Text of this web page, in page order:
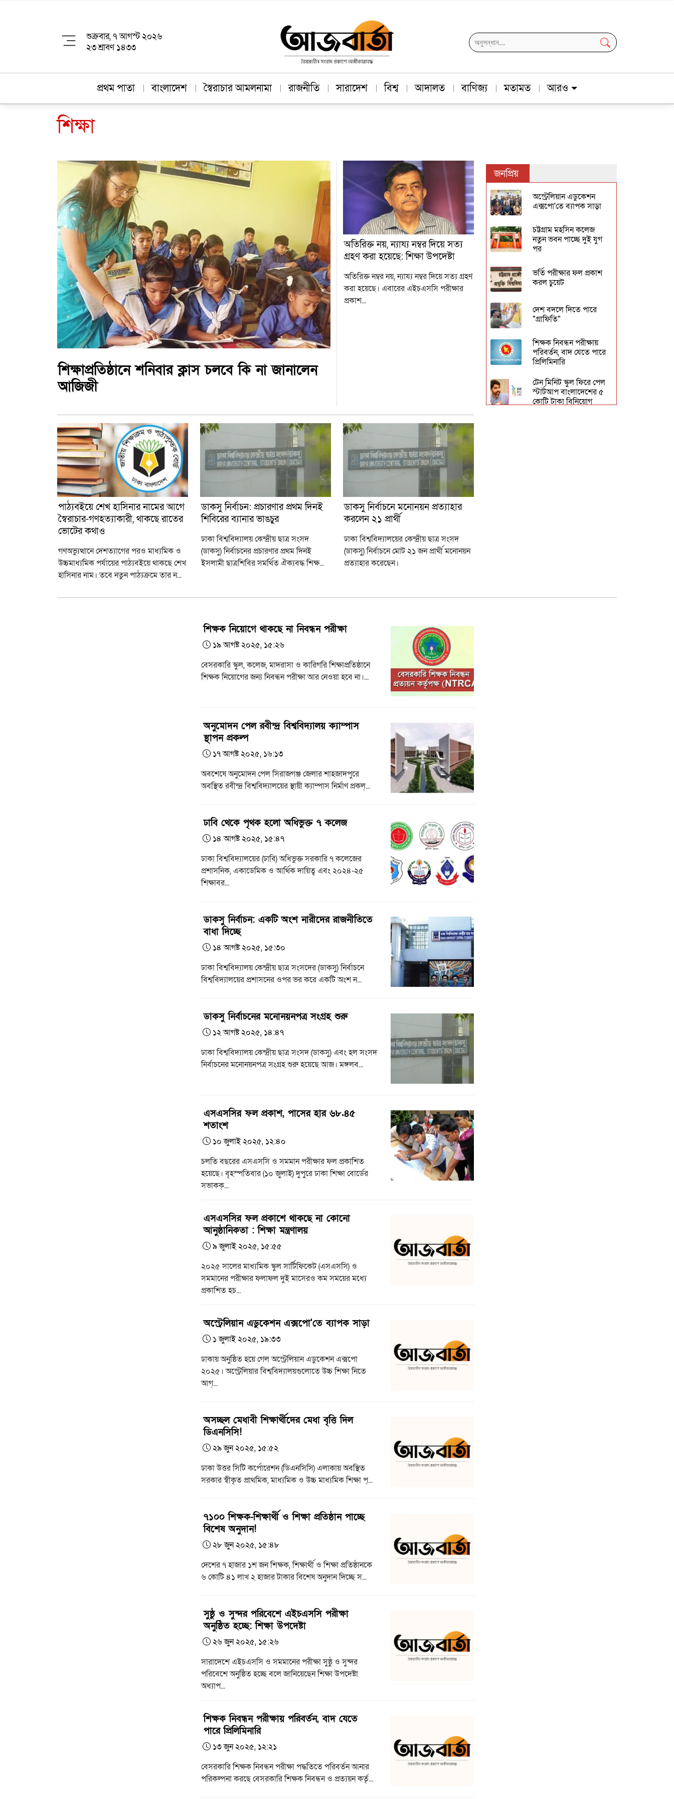
শুক্রবার, ৭ আগস্ট ২০২৬
২৩ শ্রাবণ ১৪৩৩
প্রথম পাতা বাংলাদেশ স্বৈরাচার আমলনামা রাজনীতি সারাদেশ বিশ্ব আদালত বাণিজ্য মতামত আরও
শিক্ষা
শিক্ষাপ্রতিষ্ঠানে শনিবার ক্লাস চলবে কি না জানালেন
আজিজী
অতিরিক্ত নয়, ন্যায্য নম্বর দিয়ে সত্য
গ্রহণ করা হয়েছে: শিক্ষা উপদেষ্টা
অতিরিক্ত নম্বর নয়, ন্যায্য নম্বর দিয়ে সত্য গ্রহণ
করা হয়েছে। এবারের এইচএসসি পরীক্ষার
প্রকাশ...
পাঠ্যবইয়ে শেখ হাসিনার নামের আগে
স্বৈরাচার-গণহত্যাকারী, থাকছে রাতের
ভোটের কথাও
গণঅভ্যুত্থানে দেশত্যাগের পরও মাধ্যমিক ও
উচ্চমাধ্যমিক পর্যায়ের পাঠ্যবইয়ে থাকছে শেখ
হাসিনার নাম। তবে নতুন পাঠ্যক্রমে তার ন...
ডাকসু নির্বাচন: প্রচারণার প্রথম দিনই
শিবিরের ব্যানার ভাঙচুর
ঢাকা বিশ্ববিদ্যালয় কেন্দ্রীয় ছাত্র সংসদ
(ডাকসু) নির্বাচনের প্রচারণার প্রথম দিনই
ইসলামী ছাত্রশিবির সমর্থিত ঐক্যবদ্ধ শিক্ষ...
ডাকসু নির্বাচনে মনোনয়ন প্রত্যাহার
করলেন ২১ প্রার্থী
ঢাকা বিশ্ববিদ্যালয়ের কেন্দ্রীয় ছাত্র সংসদ
(ডাকসু) নির্বাচনে মোট ২১ জন প্রার্থী মনোনয়ন
প্রত্যাহার করেছেন।
জনপ্রিয়
অস্ট্রেলিয়ান এডুকেশন
এক্সপো'তে ব্যাপক সাড়া
চট্টগ্রাম মহসিন কলেজ
নতুন ভবন পাচ্ছে দুই যুগ
পর
ভর্তি পরীক্ষার ফল প্রকাশ
করল চুয়েট
দেশ বদলে দিতে পারে
"গ্রাফিতি"
শিক্ষক নিবন্ধন পরীক্ষায়
পরিবর্তন, বাদ যেতে পারে
প্রিলিমিনারি
টেন মিনিট স্কুল ফিরে পেল
স্টার্টআপ বাংলাদেশের ৫
কোটি টাকা বিনিয়োগ
শিক্ষক নিয়োগে থাকছে না নিবন্ধন পরীক্ষা
১৯ আগষ্ট ২০২৫, ১৫:২৬
বেসরকারি স্কুল, কলেজ, মাদরাসা ও কারিগরি শিক্ষাপ্রতিষ্ঠানে
শিক্ষক নিয়োগের জন্য নিবন্ধন পরীক্ষা আর নেওয়া হবে না।...
অনুমোদন পেল রবীন্দ্র বিশ্ববিদ্যালয় ক্যাম্পাস
স্থাপন প্রকল্প
১৭ আগষ্ট ২০২৫, ১৬:১৩
অবশেষে অনুমোদন পেল সিরাজগঞ্জ জেলার শাহজাদপুরে
অবস্থিত রবীন্দ্র বিশ্ববিদ্যালয়ের স্থায়ী ক্যাম্পাস নির্মাণ প্রকল্...
ঢাবি থেকে পৃথক হলো অধিভুক্ত ৭ কলেজ
১৪ আগষ্ট ২০২৫, ১৫:৪৭
ঢাকা বিশ্ববিদ্যালয়ের (ঢাবি) অধিভুক্ত সরকারি ৭ কলেজের
প্রশাসনিক, একাডেমিক ও আর্থিক দায়িত্ব এবং ২০২৪-২৫
শিক্ষাবর...
ডাকসু নির্বাচন: একটি অংশ নারীদের রাজনীতিতে
বাধা দিচ্ছে
১৪ আগষ্ট ২০২৫, ১৫:৩০
ঢাকা বিশ্ববিদ্যালয় কেন্দ্রীয় ছাত্র সংসদের (ডাকসু) নির্বাচনে
বিশ্ববিদ্যালয়ের প্রশাসনের ওপর ভর করে একটি অংশ ন...
ডাকসু নির্বাচনের মনোনয়নপত্র সংগ্রহ শুরু
১২ আগষ্ট ২০২৫, ১৪:৪৭
ঢাকা বিশ্ববিদ্যালয় কেন্দ্রীয় ছাত্র সংসদ (ডাকসু) এবং হল সংসদ
নির্বাচনের মনোনয়নপত্র সংগ্রহ শুরু হয়েছে আজ। মঙ্গলব...
এসএসসির ফল প্রকাশ, পাসের হার ৬৮.৪৫
শতাংশ
১০ জুলাই ২০২৫, ১২:৪০
চলতি বছরের এসএসসি ও সমমান পরীক্ষার ফল প্রকাশিত
হয়েছে। বৃহস্পতিবার (১০ জুলাই) দুপুরে ঢাকা শিক্ষা বোর্ডের
সভাকক্...
এসএসসির ফল প্রকাশে থাকছে না কোনো
আনুষ্ঠানিকতা : শিক্ষা মন্ত্রণালয়
৯ জুলাই ২০২৫, ১৫:৫৫
২০২৫ সালের মাধ্যমিক স্কুল সার্টিফিকেট (এসএসসি) ও
সমমানের পরীক্ষার ফলাফল দুই মাসেরও কম সময়ের মধ্যে
প্রকাশিত হচ...
অস্ট্রেলিয়ান এডুকেশন এক্সপো'তে ব্যাপক সাড়া
১ জুলাই ২০২৫, ১৯:৩৩
ঢাকায় অনুষ্ঠিত হয়ে গেল অস্ট্রেলিয়ান এডুকেশন এক্সপো
২০২৫। অস্ট্রেলিয়ার বিশ্ববিদ্যালয়গুলোতে উচ্চ শিক্ষা নিতে
আগ্...
অসচ্ছল মেধাবী শিক্ষার্থীদের মেধা বৃত্তি দিল
ডিএনসিসি!
২৯ জুন ২০২৫, ১৫:৫২
ঢাকা উত্তর সিটি কর্পোরেশন (ডিএনসিসি) এলাকায় অবস্থিত
সরকার স্বীকৃত প্রাথমিক, মাধ্যমিক ও উচ্চ মাধ্যমিক শিক্ষা প্...
৭১০০ শিক্ষক-শিক্ষার্থী ও শিক্ষা প্রতিষ্ঠান পাচ্ছে
বিশেষ অনুদান!
২৮ জুন ২০২৫, ১৫:৪৮
দেশের ৭ হাজার ১শ জন শিক্ষক, শিক্ষার্থী ও শিক্ষা প্রতিষ্ঠানকে
৬ কোটি ৪১ লাখ ২ হাজার টাকার বিশেষ অনুদান দিচ্ছে স...
সুষ্ঠু ও সুন্দর পরিবেশে এইচএসসি পরীক্ষা
অনুষ্ঠিত হচ্ছে: শিক্ষা উপদেষ্টা
২৬ জুন ২০২৫, ১৫:২৬
সারাদেশে এইচএসসি ও সমমানের পরীক্ষা সুষ্ঠু ও সুন্দর
পরিবেশে অনুষ্ঠিত হচ্ছে বলে জানিয়েছেন শিক্ষা উপদেষ্টা
অধ্যাপ...
শিক্ষক নিবন্ধন পরীক্ষায় পরিবর্তন, বাদ যেতে
পারে প্রিলিমিনারি
১৩ জুন ২০২৫, ১২:২১
বেসরকারি শিক্ষক নিবন্ধন পরীক্ষা পদ্ধতিতে পরিবর্তন আনার
পরিকল্পনা করছে বেসরকারি শিক্ষক নিবন্ধন ও প্রত্যয়ন কর্তৃ...